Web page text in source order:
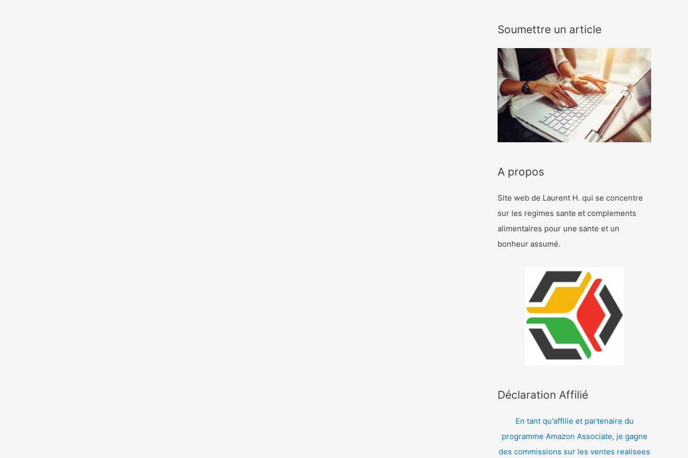
Soumettre un article
A propos
Site web de Laurent H. qui se concentre
sur les regimes sante et complements
alimentaires pour une sante et un
bonheur assumé.
Déclaration Affilié
En tant qu'affilie et partenaire du
programme Amazon Associate, je gagne
des commissions sur les ventes realisees